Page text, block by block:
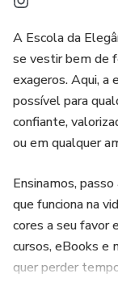
A Escola da
se vestir bem de
exageros. Aqui, a
possível para
confiante,
ou em qualquer
Ensinamos,
que funciona na
cores a seu favor
cursos, eBooks e
quer perder